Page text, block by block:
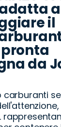
a
il
da
carburanti